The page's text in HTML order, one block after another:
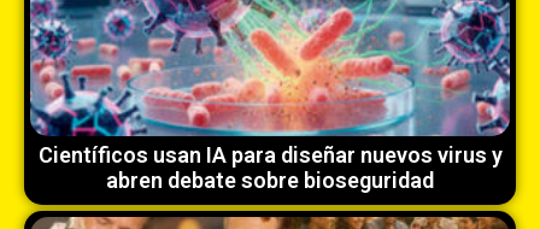
Científicos usan IA para diseñar nuevos virus y
abren debate sobre bioseguridad